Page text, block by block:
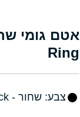
Ring
צבע: שחור - Black